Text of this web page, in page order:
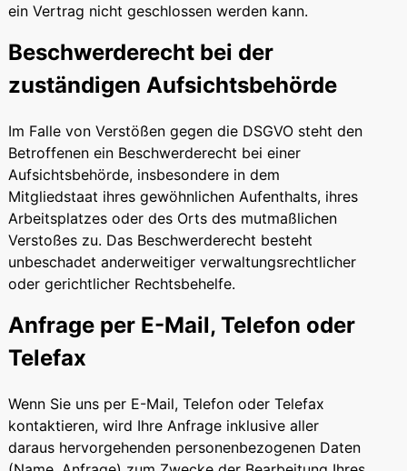
ein Vertrag nicht geschlossen werden kann.
Beschwerde­recht bei der
zuständigen Aufsichts­behörde
Im Falle von Verstößen gegen die DSGVO steht den
Betroffenen ein Beschwerderecht bei einer
Aufsichtsbehörde, insbesondere in dem
Mitgliedstaat ihres gewöhnlichen Aufenthalts, ihres
Arbeitsplatzes oder des Orts des mutmaßlichen
Verstoßes zu. Das Beschwerderecht besteht
unbeschadet anderweitiger verwaltungsrechtlicher
oder gerichtlicher Rechtsbehelfe.
Anfrage per E-Mail, Telefon oder
Telefax
Wenn Sie uns per E-Mail, Telefon oder Telefax
kontaktieren, wird Ihre Anfrage inklusive aller
daraus hervorgehenden personenbezogenen Daten